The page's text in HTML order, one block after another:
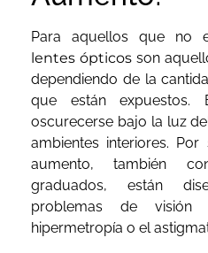
Para aquellos que no
lentes ópticos son
dependiendo de la
que están expuestos.
oscurecerse bajo la luz
ambientes interiores.
aumento, también
graduados, están
problemas de
hipermetropía o el